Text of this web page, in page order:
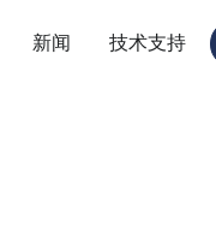
新闻 技术支持